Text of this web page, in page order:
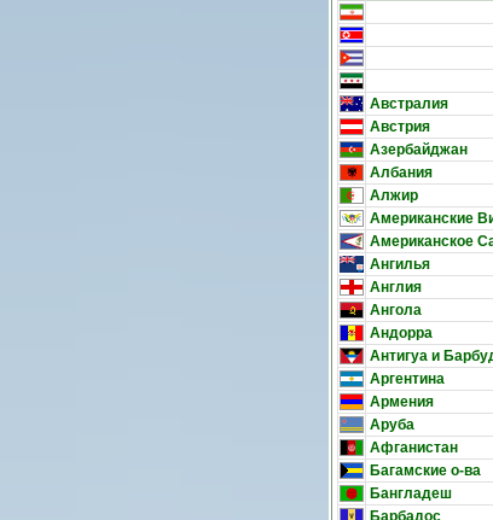
Австралия
Австрия
Азербайджан
Албания
Алжир
Американские
Американское
Ангилья
Англия
Ангола
Андорра
Антигуа и
Аргентина
Армения
Аруба
Афганистан
Багамские о-ва
Бангладеш
Барбадос